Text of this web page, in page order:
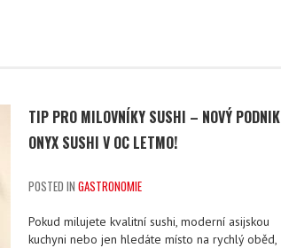
TIP PRO MILOVNÍKY SUSHI – NOVÝ PODNIK
ONYX SUSHI V OC LETMO!
POSTED IN GASTRONOMIE
Pokud milujete kvalitní sushi, moderní asijskou
kuchyni nebo jen hledáte místo na rychlý oběd,